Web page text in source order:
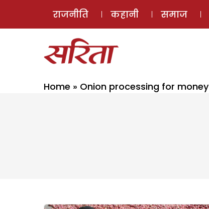
राजनीति कहानी समाज
Home » Onion processing for money